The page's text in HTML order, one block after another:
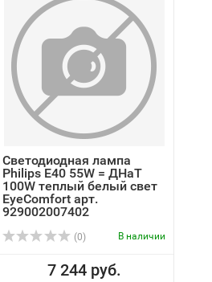
Светодиодная лампа
Philips E40 55W = ДНаТ
100W теплый белый свет
EyeComfort арт.
929002007402
(0) В наличии
7 244 руб.